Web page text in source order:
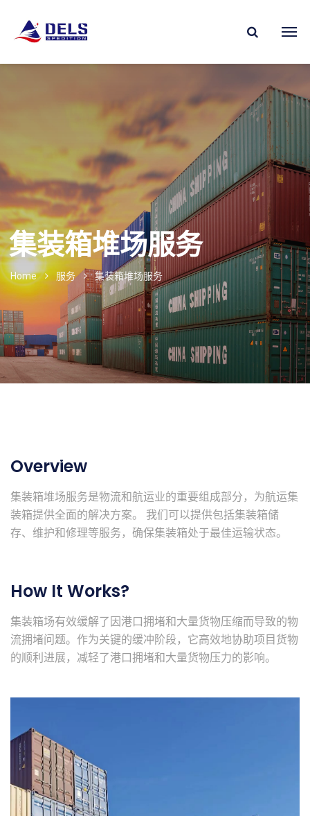
集装箱堆场服务
Home 服务 集装箱堆场服务
Overview
集装箱堆场服务是物流和航运业的重要组成部分，为航运集
装箱提供全面的解决方案。 我们可以提供包括集装箱储
存、维护和修理等服务，确保集装箱处于最佳运输状态。
How It Works?
集装箱场有效缓解了因港口拥堵和大量货物压缩而导致的物
流拥堵问题。作为关键的缓冲阶段，它高效地协助项目货物
的顺利进展，减轻了港口拥堵和大量货物压力的影响。